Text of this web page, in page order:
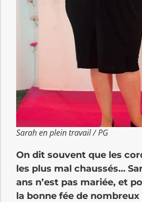
Sarah en plein travail / PG
On dit souvent que les
les plus mal chaussés…
ans n’est pas mariée, et
la bonne fée de nombreux